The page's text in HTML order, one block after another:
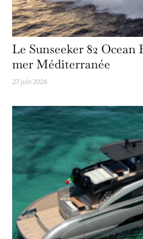
Le Sunseeker 82
mer Méditerranée
27 juin 2026